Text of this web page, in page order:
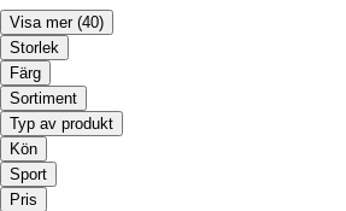
Visa mer (40)
Storlek
Färg
Sortiment
Typ av produkt
Kön
Sport
Pris